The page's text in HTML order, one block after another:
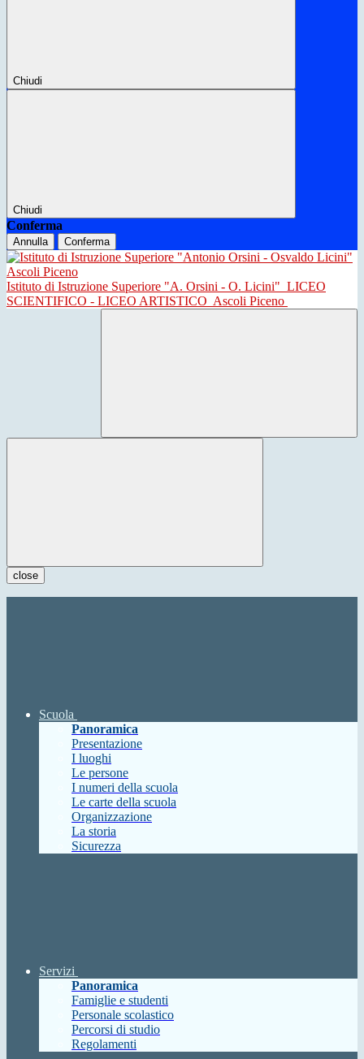
Chiudi
Chiudi
Conferma
Annulla Conferma
Istituto di Istruzione Superiore "A. Orsini - O. Licini" LICEO
SCIENTIFICO - LICEO ARTISTICO Ascoli Piceno
close
Scuola
Panoramica
Presentazione
I luoghi
Le persone
I numeri della scuola
Le carte della scuola
Organizzazione
La storia
Sicurezza
Servizi
Panoramica
Famiglie e studenti
Personale scolastico
Percorsi di studio
Regolamenti